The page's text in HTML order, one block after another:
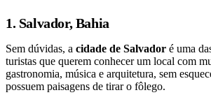
1. Salvador, Bahia
Sem dúvidas, a cidade de Salvador é uma
turistas que querem conhecer um local com
gastronomia, música e arquitetura, sem
possuem paisagens de tirar o fôlego.